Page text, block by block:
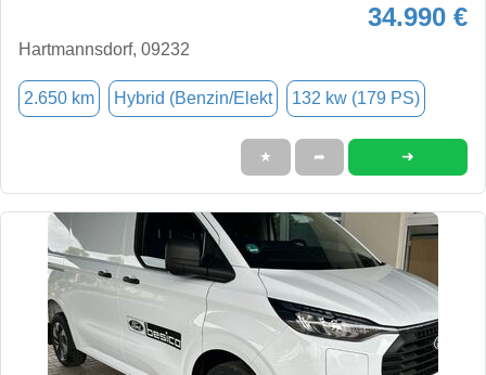
34.990 €
Hartmannsdorf, 09232
2.650 km Hybrid (Benzin/Elekt 132 kw (179 PS)
★ ➦ ➜